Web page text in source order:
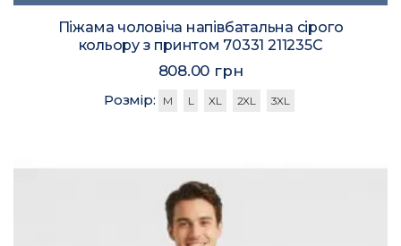
Піжама чоловіча напівбатальна сірого
кольору з принтом 70331 211235C
808.00 грн
Розмір: M L XL 2XL 3XL